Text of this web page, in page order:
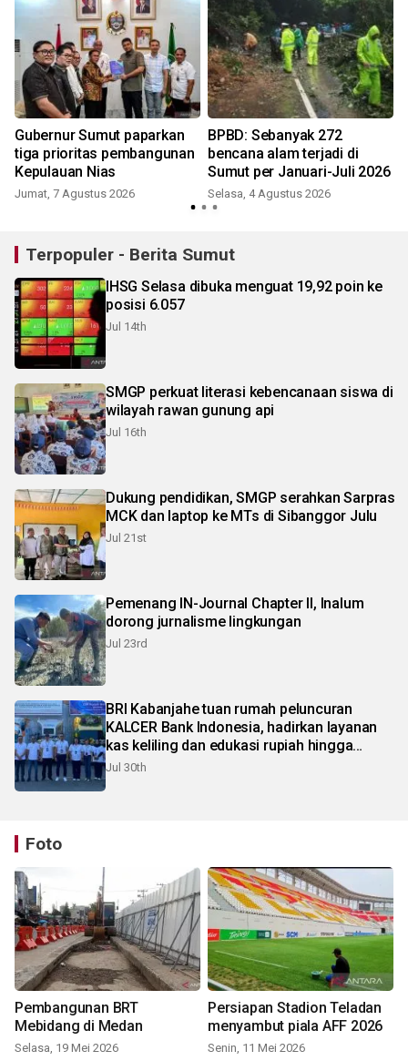
Gubernur Sumut paparkan
tiga prioritas pembangunan
Kepulauan Nias
Jumat, 7 Agustus 2026
BPBD: Sebanyak 272
bencana alam terjadi di
Sumut per Januari-Juli 2026
Selasa, 4 Agustus 2026
Terpopuler - Berita Sumut
IHSG Selasa dibuka menguat 19,92 poin ke
posisi 6.057
Jul 14th
SMGP perkuat literasi kebencanaan siswa di
wilayah rawan gunung api
Jul 16th
Dukung pendidikan, SMGP serahkan Sarpras
MCK dan laptop ke MTs di Sibanggor Julu
Jul 21st
Pemenang IN-Journal Chapter II, Inalum
dorong jurnalisme lingkungan
Jul 23rd
BRI Kabanjahe tuan rumah peluncuran
KALCER Bank Indonesia, hadirkan layanan
kas keliling dan edukasi rupiah hingga
pelosok Karo
Jul 30th
Foto
Pembangunan BRT
Mebidang di Medan
Selasa, 19 Mei 2026
Persiapan Stadion Teladan
menyambut piala AFF 2026
Senin, 11 Mei 2026